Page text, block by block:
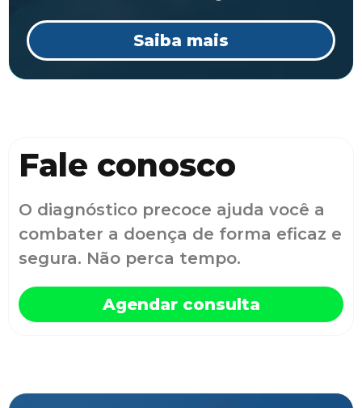
Saiba mais
Fale conosco
O diagnóstico precoce ajuda você a
combater a doença de forma eficaz e
segura. Não perca tempo.
Agendar consulta